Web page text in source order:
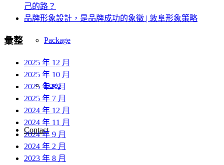
Package
Logo
Contact
己的路？
品牌形象設計，是品牌成功的象徵 | 敦阜形象策略
彙整
2025 年 12 月
2025 年 10 月
2025 年 8 月
2025 年 7 月
2024 年 12 月
2024 年 11 月
2024 年 9 月
2024 年 2 月
2023 年 8 月